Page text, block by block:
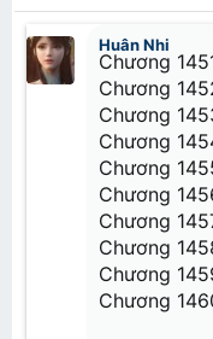
Tiên Hiệp, Dị Giới,
Chương 1: Thiên tài
Chương 2: Đấu khí
Chương 3: Khách
Chương 4: Vân
Chương 5: Tụ khí
Chương 6: Luyện
Chương 7: Hưu!
Chương 8: Thần bí
Chương 9: Dược lão
Chương 10: Tá tiễn
Chương 11: Phường
Chương 12: Li hắn
Chương 13: Hắc
Chương 14: Hấp
i
o
n
Huân Nhi
Chương
Chương
Chương
Chương
Chương
Chương
Chương
Chương
Chương
Chương